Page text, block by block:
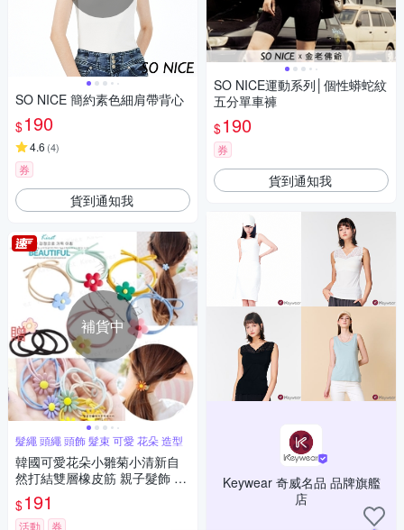
SO NICE 簡約素色細肩帶背心
$190
4.6 (4)
券
貨到通知我
補貨中
髮繩 頭繩 頭飾 髮束 可愛 花朵 造型
韓國可愛花朵小雛菊小清新自
然打結雙層橡皮筋 親子髮飾 超
值6入+贈黑色髮圈5入Kiret
$191
活動 券
SO NICE運動系列│個性蟒蛇紋
五分單車褲
$190
券
貨到通知我
Keywear 奇威名品 品牌旗艦
店